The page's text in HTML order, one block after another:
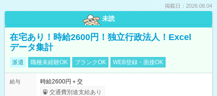
掲載日：2026.08.04
未読
在宅あり！時給2600円！独立行政法人！Excel
データ集計
派遣 職種未経験OK ブランクOK WEB登録・面接OK
給与
時給2600円＋交
交通費別途支給あり